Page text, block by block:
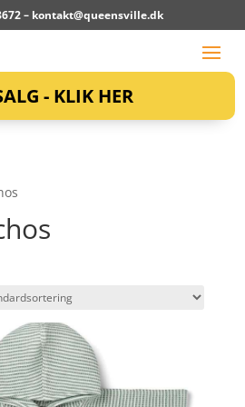
– kontakt@queensville.dk
- KLIK HER